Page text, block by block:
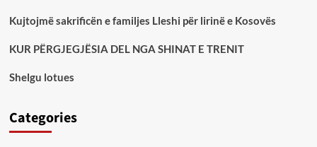
Kujtojmë sakrificën e familjes Lleshi për lirinë e Kosovës
KUR PËRGJEGJËSIA DEL NGA SHINAT E TRENIT
Shelgu lotues
Categories